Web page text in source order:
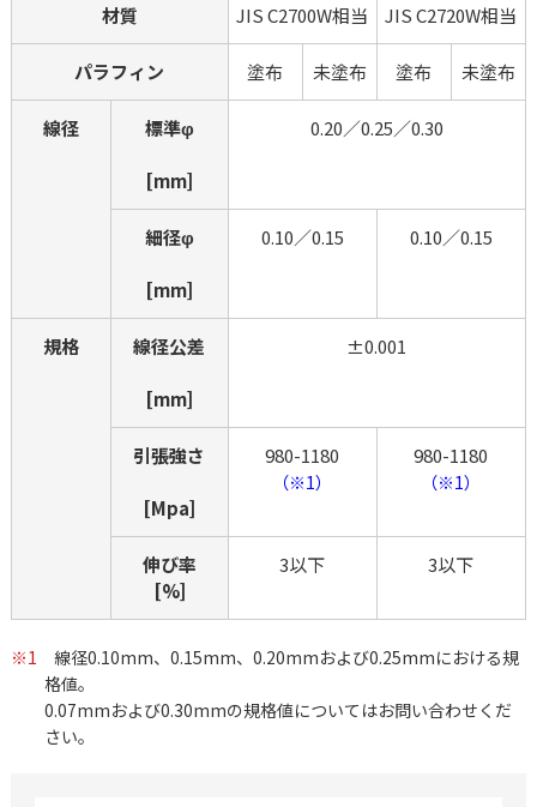
材質 JIS C2700W相当 JIS C2720W相当
パラフィン 塗布 未塗布 塗布 未塗布
線径 標準φ
[mm]
0.20／0.25／0.30
細径φ
[mm]
0.10／0.15 0.10／0.15
規格 線径公差
[mm]
±0.001
引張強さ
[Mpa]
980-1180
（※1）
980-1180
（※1）
伸び率
[%]
3以下 3以下
※1 線径0.10mm、0.15mm、0.20mmおよび0.25mmにおける規
格値。
0.07mmおよび0.30mmの規格値についてはお問い合わせくだ
さい。